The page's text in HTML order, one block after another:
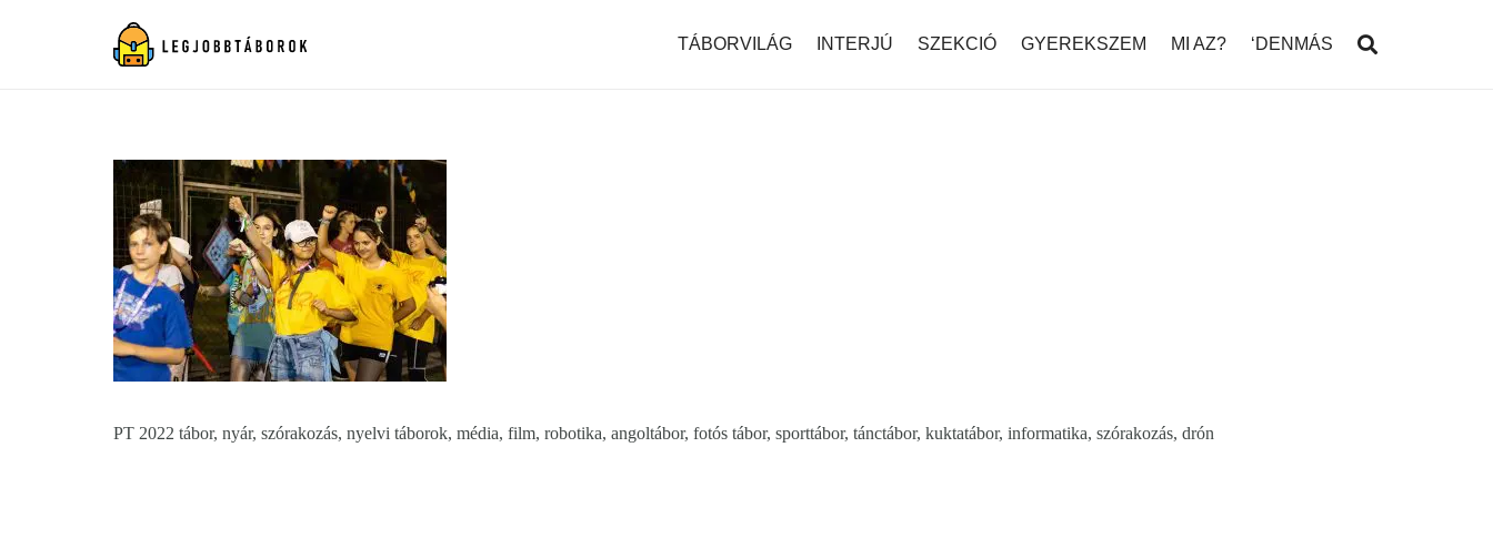
TÁBORVILÁG INTERJÚ SZEKCIÓ GYEREKSZEM MI AZ? ‘DENMÁS
PT 2022 tábor, nyár, szórakozás, nyelvi táborok, média, film, robotika, angoltábor, fotós tábor, sporttábor, tánctábor, kuktatábor, informatika, szórakozás, drón